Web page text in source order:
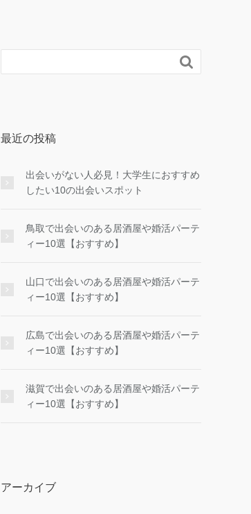

最近の投稿
出会いがない人必見！大学生におすすめ
したい10の出会いスポット
鳥取で出会いのある居酒屋や婚活パーテ
ィー10選【おすすめ】
山口で出会いのある居酒屋や婚活パーテ
ィー10選【おすすめ】
広島で出会いのある居酒屋や婚活パーテ
ィー10選【おすすめ】
滋賀で出会いのある居酒屋や婚活パーテ
ィー10選【おすすめ】
アーカイブ